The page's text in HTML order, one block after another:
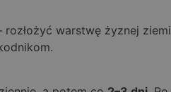
warstwę żyznej